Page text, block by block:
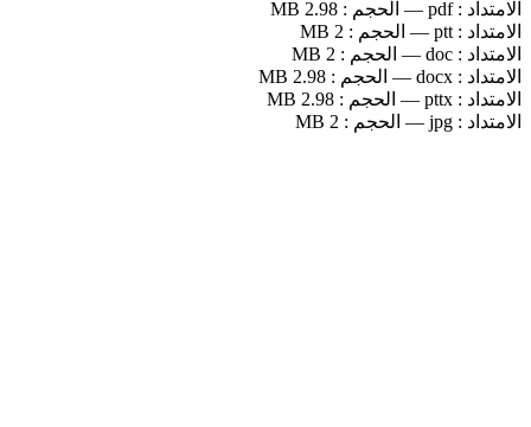
الامتداد :pdf
— الحجم : 2.98 MB
الامتداد : ptt
— الحجم : 2 MB
الامتداد : doc
— الحجم : 2 MB
الامتداد : docx
— الحجم : 2.98 MB
الامتداد : pttx
— الحجم : 2.98 MB
الامتداد : jpg
— الحجم : 2 MB